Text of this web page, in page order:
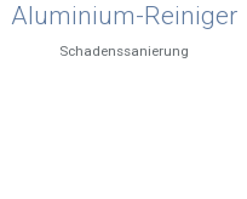
Aluminium-Reiniger
Schadenssanierung